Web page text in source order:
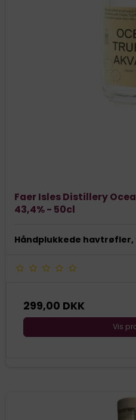
Faer Isles Distillery
43,4% - 50cl
Håndplukkede
299,00 DKK
Vis